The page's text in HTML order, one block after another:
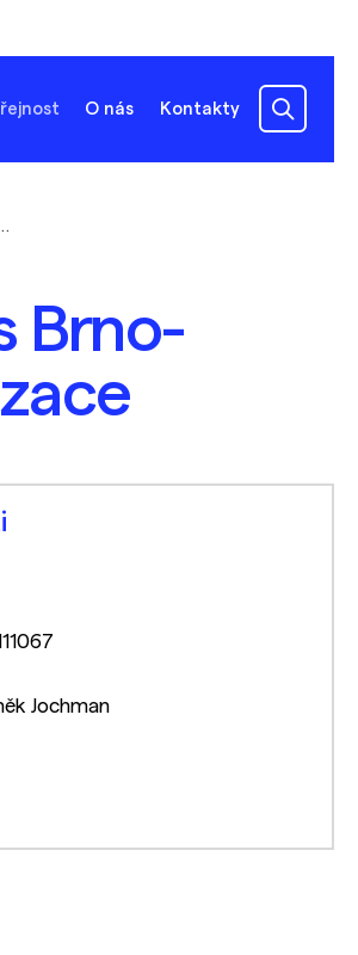
O nás Kontakty
venkov, příspěvková organizace
Brno-
Jochman